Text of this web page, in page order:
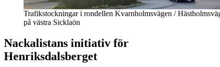
Trafikstockningar i rondellen Kvarnholmsvägen /
på västra Sicklaön
Nackalistans initiativ för
Henriksdalsberget